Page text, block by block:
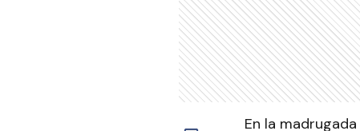
En la